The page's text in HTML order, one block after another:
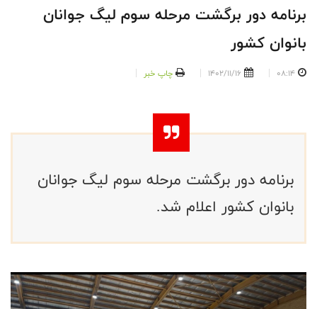
برنامه دور برگشت مرحله سوم لیگ جوانان
بانوان کشور
08:14
1402/11/16 چاپ خبر
برنامه دور برگشت مرحله سوم لیگ جوانان
بانوان کشور اعلام شد.